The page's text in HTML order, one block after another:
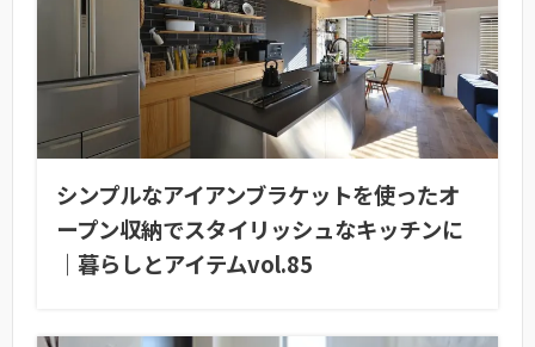
シンプルなアイアンブラケットを使ったオ
ープン収納でスタイリッシュなキッチンに
｜暮らしとアイテムvol.85